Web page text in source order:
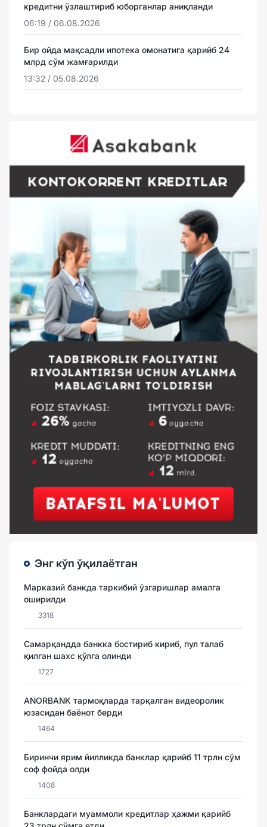
кредитни ўзлаштириб юборганлар аниқланди
06:19 / 06.08.2026
Бир ойда мақсадли ипотека омонатига қарийб 24
млрд сўм жамғарилди
13:32 / 05.08.2026
Энг кўп ўқилаётган
Марказий банкда таркибий ўзгаришлар амалга
оширилди
3318
Самарқандда банкка бостириб кириб, пул талаб
қилган шахс қўлга олинди
1727
ANORBANK тармоқларда тарқалган видеоролик
юзасидан баёнот берди
1464
Биринчи ярим йилликда банклар қарийб 11 трлн сўм
соф фойда олди
1408
Банклардаги муаммоли кредитлар ҳажми қарийб